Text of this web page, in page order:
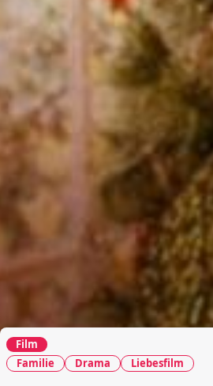
Film
Familie
Drama Liebesfilm